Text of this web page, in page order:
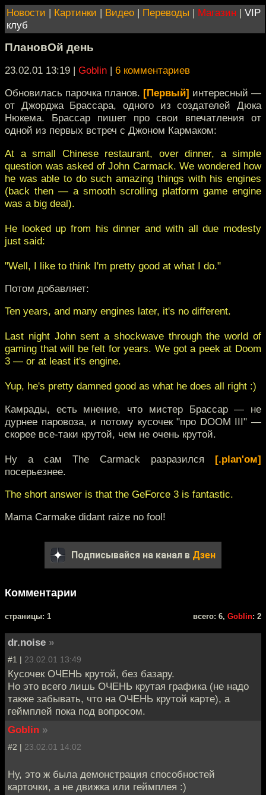
Новости | Картинки | Видео | Переводы | Магазин | VIP
клуб
ПлановОй день
23.02.01 13:19 | Goblin | 6 комментариев
Обновилась парочка планов. [Первый] интересный —
от Джорджа Брассара, одного из создателей Дюка
Нюкема. Брассар пишет про свои впечатления от
одной из первых встреч с Джоном Кармаком:
At a small Chinese restaurant, over dinner, a simple
question was asked of John Carmack. We wondered how
he was able to do such amazing things with his engines
(back then — a smooth scrolling platform game engine
was a big deal).
He looked up from his dinner and with all due modesty
just said:
"Well, I like to think I'm pretty good at what I do."
Потом добавляет:
Ten years, and many engines later, it's no different.
Last night John sent a shockwave through the world of
gaming that will be felt for years. We got a peek at Doom
3 — or at least it's engine.
Yup, he's pretty damned good as what he does all right :)
Камрады, есть мнение, что мистер Брассар — не
дурнее паровоза, и потому кусочек "про DOOM III" —
скорее все-таки крутой, чем не очень крутой.
Ну а сам The Carmack разразился [.plan'ом]
посерьезнее.
The short answer is that the GeForce 3 is fantastic.
Mama Carmake didant raize no fool!
Подписывайся на канал в Дзен
Комментарии
cтраницы: 1 всего: 6, Goblin: 2
dr.noise »
#1 | 23.02.01 13:49
Кусочек ОЧЕНЬ крутой, без базару.
Но это всего лишь ОЧЕНЬ крутая графика (не надо
также забывать, что на ОЧЕНЬ крутой карте), а
геймплей пока под вопросом.
Goblin »
#2 | 23.02.01 14:02
Ну, это ж была демонстрация способностей
карточки, а не движка или геймплея :)